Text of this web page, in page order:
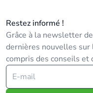
Restez informé !
Grâce à la newsletter
dernières nouvelles
compris des conseils et